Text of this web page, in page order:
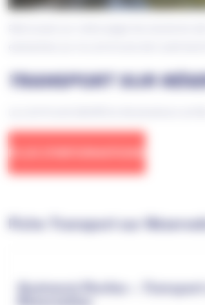
TRANSPORT SUR
Fiche Transport sur
Guémené-Penfao – Transport